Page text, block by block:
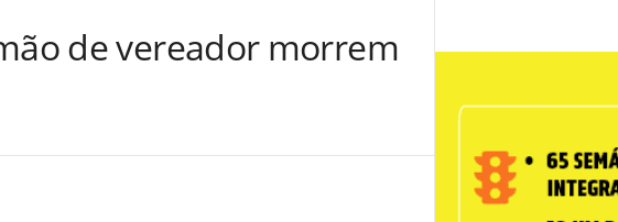
de vereador morrem